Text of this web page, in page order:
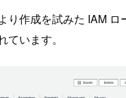
り作成を試みた IAM ロ
ています。